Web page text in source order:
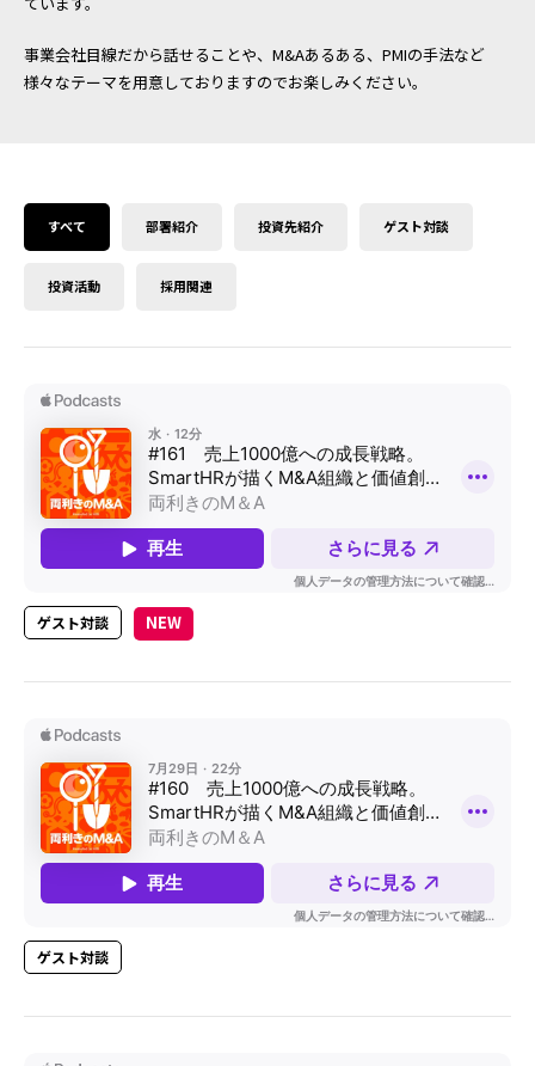
事業会社目線だから話せることや、M&Aあるある、PMIの手法など
様々なテーマを用意しておりますのでお楽しみください。
すべて 部署紹介 投資先紹介 ゲスト対談
投資活動 採用関連
ゲスト対談
ゲスト対談